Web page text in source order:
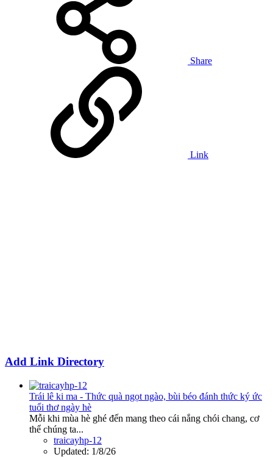
Share
Link
Add Link Directory
Trái lê ki ma - Thức quà ngọt ngào, bùi béo đánh thức ký ức
tuổi thơ ngày hè
Mỗi khi mùa hè ghé đến mang theo cái nắng chói chang, cơ
thể chúng ta...
traicayhp-12
Updated: 1/8/26